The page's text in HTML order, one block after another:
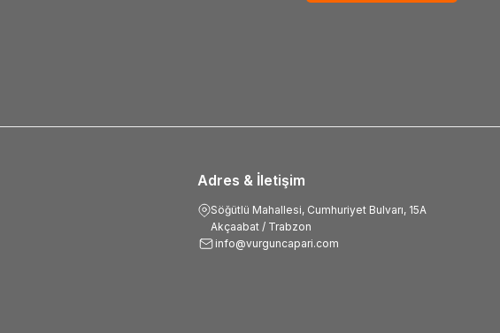
Adres & İletişim
Söğütlü Mahallesi, Cumhuriyet Bulvarı, 15A
Akçaabat / Trabzon
info@vurguncapari.com